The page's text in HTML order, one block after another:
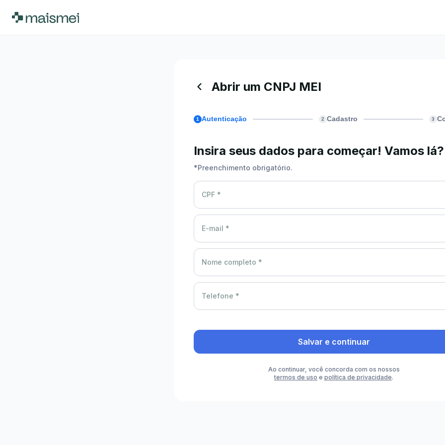
Abrir um CNPJ MEI
1 Autenticação 2 Cadastro 3
Insira seus dados para começar! Vamos lá?
*Preenchimento obrigatório.
CPF *
E-mail *
Nome completo *
Telefone *
Salvar e continuar
Ao continuar, você concorda com os nossos
termos de uso e política de privacidade.